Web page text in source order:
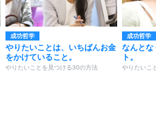
成功哲学
やりたいことは、いちばんお金
をかけていること。
やりたいことを見つける30の方法
成功哲学
なんとな
ト。
やりたいこ